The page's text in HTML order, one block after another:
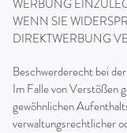
WERBUNG
WENN SIE
DIREKTWERBUNG
Beschwerderecht bei
Im Falle von Verstößen
gewöhnlichen
verwaltungsrechtlicher